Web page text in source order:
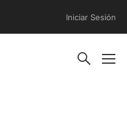
Iniciar Sesión